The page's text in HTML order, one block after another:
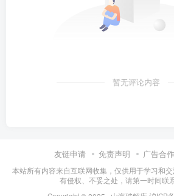
暂无评论内容
友链申请 免责声明 广告合作
本站所有内容来自互联网收集，仅供用于学习和
有侵权、不妥之处，请第一时间联